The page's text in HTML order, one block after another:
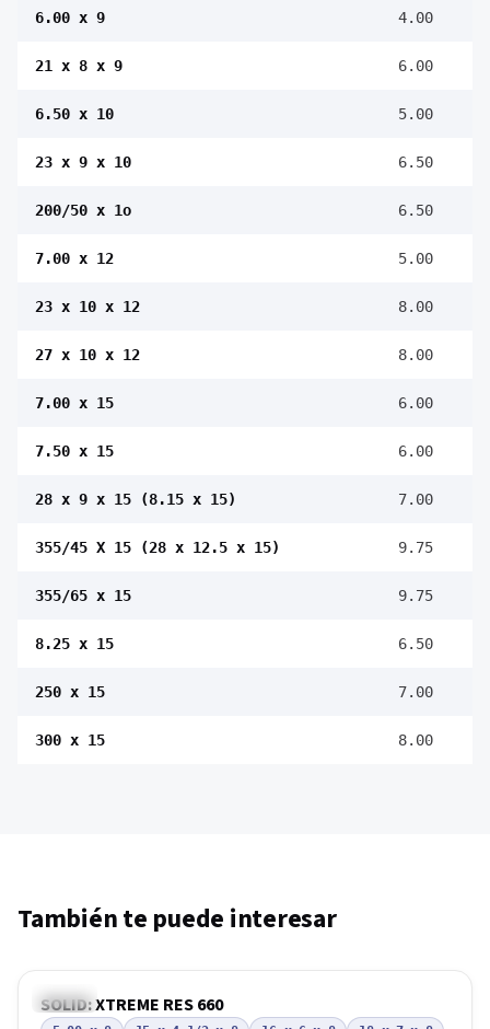
6.00 x 9 4.00
21 x 8 x 9 6.00
6.50 x 10 5.00
23 x 9 x 10 6.50
200/50 x 1o 6.50
7.00 x 12 5.00
23 x 10 x 12 8.00
27 x 10 x 12 8.00
7.00 x 15 6.00
7.50 x 15 6.00
28 x 9 x 15 (8.15 x 15) 7.00
355/45 X 15 (28 x 12.5 x 15) 9.75
355/65 x 15 9.75
8.25 x 15 6.50
250 x 15 7.00
300 x 15 8.00
También te puede interesar
CAMSO
SOLID: XTREME RES 660